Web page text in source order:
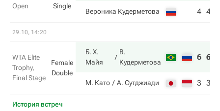
Open
Single
Вероника Кудерметова 4 4
29.10, 14:20
WTA Elite
Trophy,
Final Stage
Female
Double
Б. Х.
Майя
В.
Кудерметова
6 6
М. Като А. Сутджиади 3 3
История встреч